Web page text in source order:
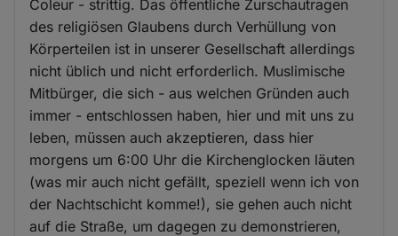
Coleur - strittig. Das öffentliche Zurschautragen
des religiösen Glaubens durch Verhüllung von
Körperteilen ist in unserer Gesellschaft allerdings
nicht üblich und nicht erforderlich. Muslimische
Mitbürger, die sich - aus welchen Gründen auch
immer - entschlossen haben, hier und mit uns zu
leben, müssen auch akzeptieren, dass hier
morgens um 6:00 Uhr die Kirchenglocken läuten
(was mir auch nicht gefällt, speziell wenn ich von
der Nachtschicht komme!), sie gehen auch nicht
auf die Straße, um dagegen zu demonstrieren,